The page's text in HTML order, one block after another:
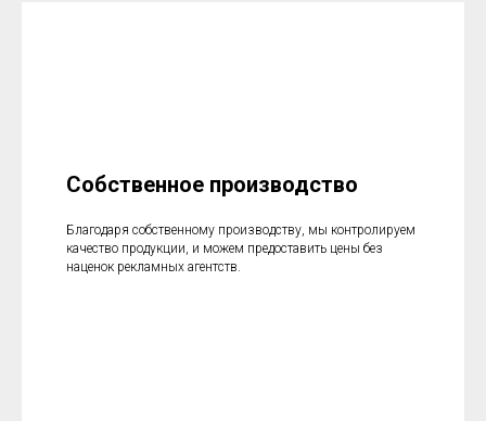
Собственное производство
Благодаря собственному производству, мы контролируем
качество продукции, и можем предоставить цены без
наценок рекламных агентств.